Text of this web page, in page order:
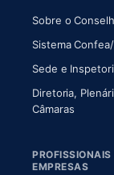
Sobre o
Sistema
Sede e
Diretoria,
Câmaras(abre
PROFISSIONAIS
EMPRESAS